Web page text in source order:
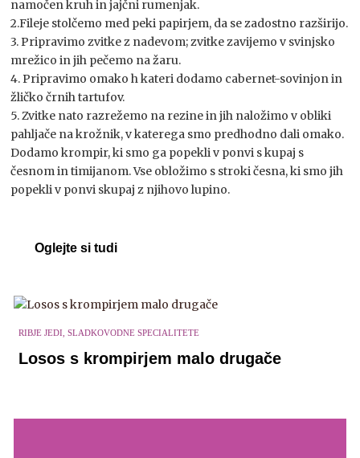
namočen kruh in jajčni rumenjak.
2.Fileje stolčemo med peki papirjem, da se zadostno razširijo.
3. Pripravimo zvitke z nadevom; zvitke zavijemo v svinjsko
mrežico in jih pečemo na žaru.
4. Pripravimo omako h kateri dodamo cabernet-sovinjon in
žličko črnih tartufov.
5. Zvitke nato razrežemo na rezine in jih naložimo v obliki
pahljače na krožnik, v katerega smo predhodno dali omako.
Dodamo krompir, ki smo ga popekli v ponvi s kupaj s
česnom in timijanom. Vse obložimo s stroki česna, ki smo jih
popekli v ponvi skupaj z njihovo lupino.
Oglejte si tudi
RIBJE JEDI, SLADKOVODNE SPECIALITETE
Losos s krompirjem malo drugače